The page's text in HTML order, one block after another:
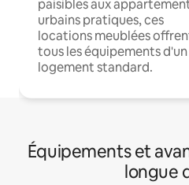
paisibles aux
urbains pratiques, ces
locations meublées
tous les équipements d'un
logement standard.
Équipements et
longue